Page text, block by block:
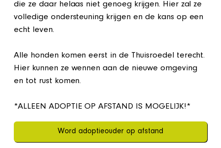
die ze daar helaas niet genoeg krijgen. Hier zal ze
volledige ondersteuning krijgen en de kans op een
echt leven.
Alle honden komen eerst in de Thuisroedel terecht.
Hier kunnen ze wennen aan de nieuwe omgeving
en tot rust komen.
*ALLEEN ADOPTIE OP AFSTAND IS MOGELIJK!*
Word adoptieouder op afstand